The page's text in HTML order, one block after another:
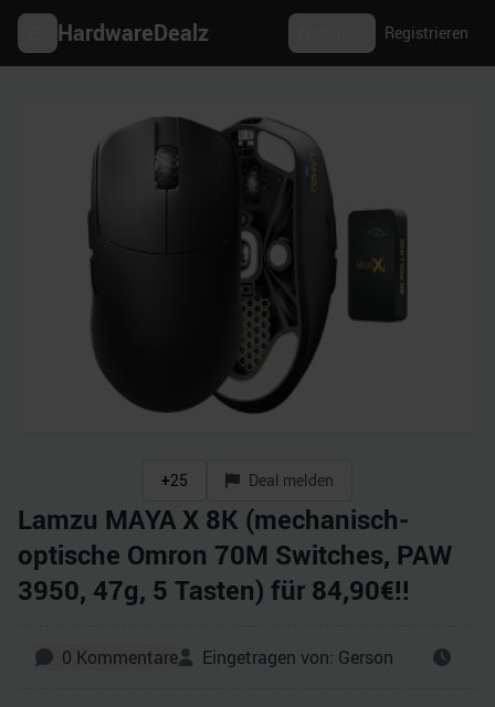
HardwareDealz Registrieren
+25 Deal melden
Lamzu MAYA X 8K (mechanisch-
optische Omron 70M Switches, PAW
3950, 47g, 5 Tasten) für 84,90€!!
0 Kommentare Eingetragen von: Gerson